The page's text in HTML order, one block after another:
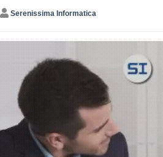
Serenissima Informatica